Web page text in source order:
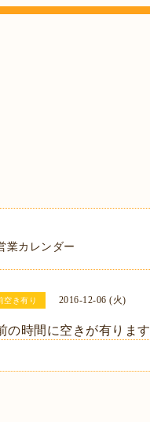
業カレンダー
空き有り 2016-12-06 (火)
の時間に空きが有ります